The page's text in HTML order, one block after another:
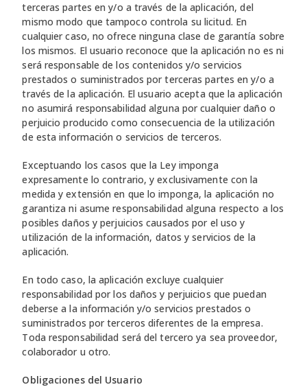
terceras partes en y/o a través de la aplicación, del
mismo modo que tampoco controla su licitud. En
cualquier caso, no ofrece ninguna clase de garantía sobre
los mismos. El usuario reconoce que la aplicación no es ni
será responsable de los contenidos y/o servicios
prestados o suministrados por terceras partes en y/o a
través de la aplicación. El usuario acepta que la aplicación
no asumirá responsabilidad alguna por cualquier daño o
perjuicio producido como consecuencia de la utilización
de esta información o servicios de terceros.
Exceptuando los casos que la Ley imponga
expresamente lo contrario, y exclusivamente con la
medida y extensión en que lo imponga, la aplicación no
garantiza ni asume responsabilidad alguna respecto a los
posibles daños y perjuicios causados por el uso y
utilización de la información, datos y servicios de la
aplicación.
En todo caso, la aplicación excluye cualquier
responsabilidad por los daños y perjuicios que puedan
deberse a la información y/o servicios prestados o
suministrados por terceros diferentes de la empresa.
Toda responsabilidad será del tercero ya sea proveedor,
colaborador u otro.
Obligaciones del Usuario